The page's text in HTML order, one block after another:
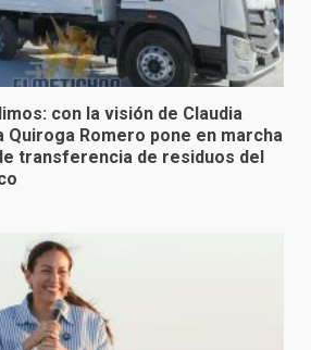
con la visión de Claudia
Quiroga Romero pone en marcha
transferencia de residuos del